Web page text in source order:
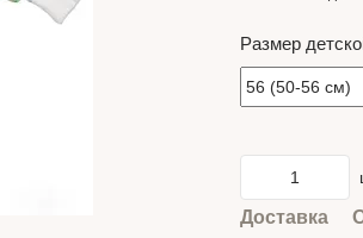
Размер
Доставка